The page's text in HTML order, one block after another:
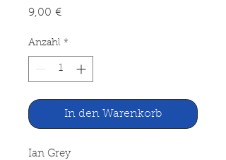
9,00 €Preis
Anzahl *
In den Warenkorb
Ian Grey